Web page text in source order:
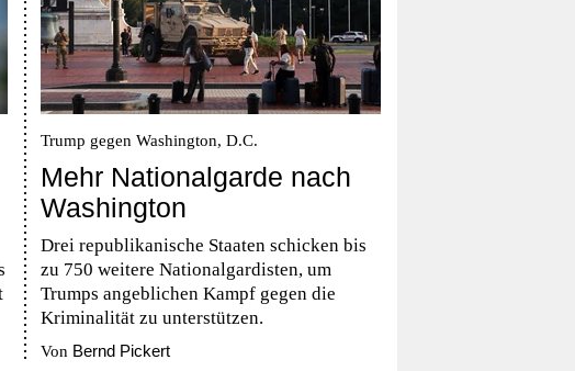
Trump gegen Washington, D.C.
Mehr Nationalgarde nach
Washington
Drei republikanische Staaten schicken bis
zu 750 weitere Nationalgardisten, um
Trumps angeblichen Kampf gegen die
Kriminalität zu unterstützen.
Von Bernd Pickert